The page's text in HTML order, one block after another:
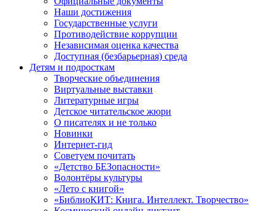
Наши достижения
Государственные услуги
Противодействие коррупции
Независимая оценка качества
Доступная (безбарьерная) среда
Детям и подросткам
Творческие объединения
Виртуальные выставки
Литературные игры
Детское читательское жюри
О писателях и не только
Новинки
Интернет-гид
Советуем почитать
«Детство БЕЗопасности»
Волонтёры культуры
«Лето с книгой»
«БиблиоКИТ: Книга. Интеллект. Творчество»